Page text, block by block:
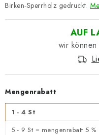
Birken-Sperrholz gedruckt.
AUF
Mengenrabatt
1 - 4 St
5 - 9 St = mengenrabatt 5 %